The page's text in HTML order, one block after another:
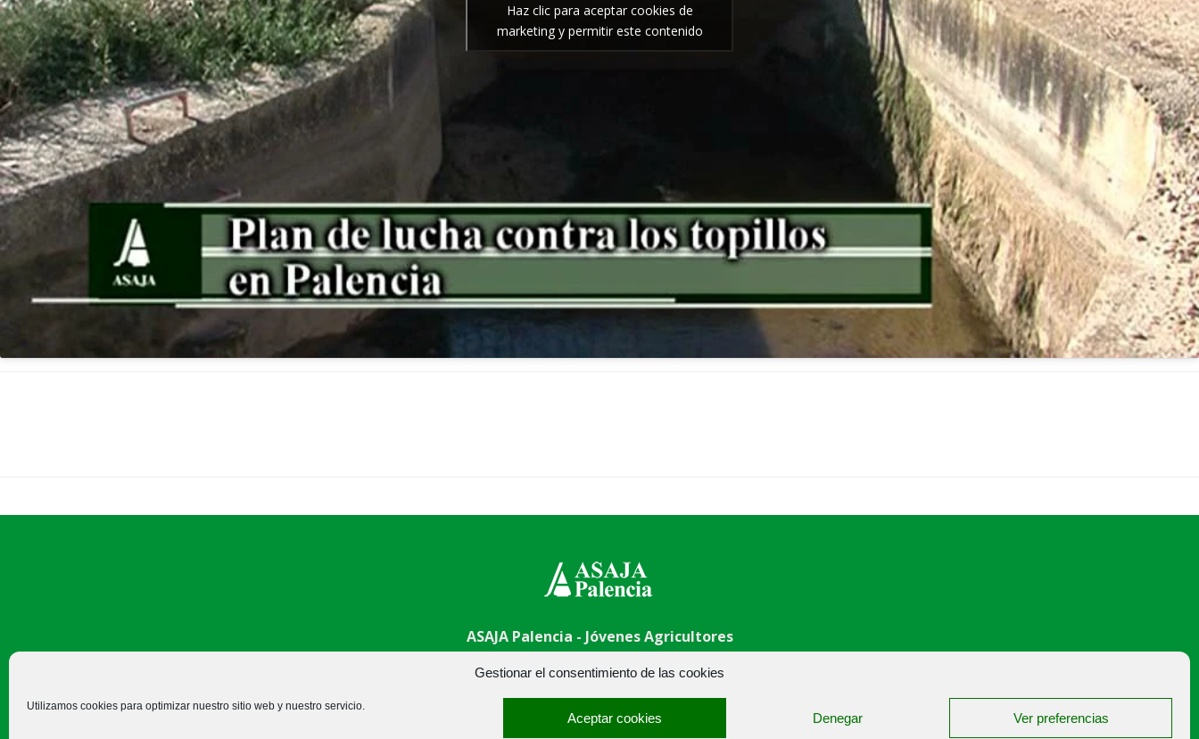
Gestionar el consentimiento de las cookies
Utilizamos cookies para optimizar nuestro sitio web y nuestro servicio.
Aceptar cookies Denegar Ver preferencias
Haz clic para aceptar cookies de
marketing y permitir este contenido
ASAJA Palencia - Jóvenes Agricultores